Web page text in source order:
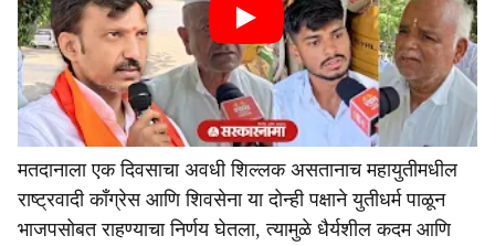
मतदानाला एक दिवसाचा अवधी शिल्लक असतानाच महायुतीमधील
राष्ट्रवादी काँग्रेस आणि शिवसेना या दोन्ही पक्षाने युतीधर्म पाळून
भाजपसोबत राहण्याचा निर्णय घेतला, त्यामुळे धैर्यशील कदम आणि